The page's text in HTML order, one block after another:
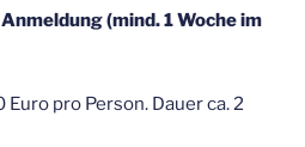
(mind. 1 Woche im
pro Person. Dauer ca. 2